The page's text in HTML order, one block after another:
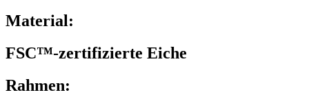
Material:
FSC™-zertifizierte Eiche
Rahmen: